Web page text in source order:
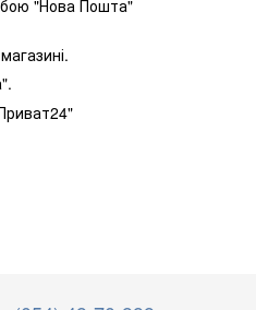
"Нова Пошта"